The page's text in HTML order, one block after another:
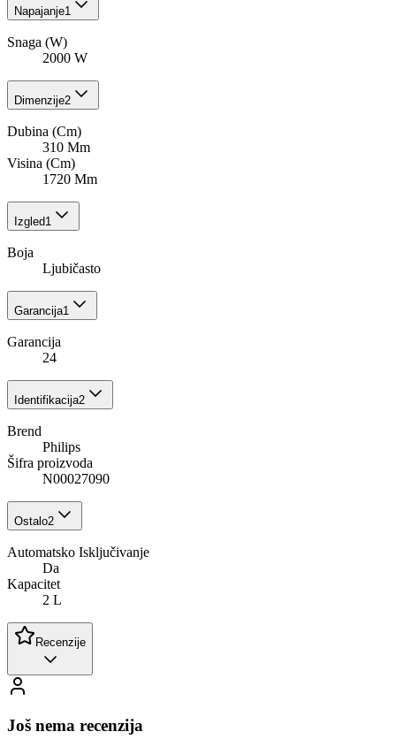
Napajanje1
Snaga (W)
2000 W
Dimenzije2
Dubina (Cm)
310 Mm
Visina (Cm)
1720 Mm
Izgled1
Boja
Ljubičasto
Garancija1
Garancija
24
Identifikacija2
Brend
Philips
Šifra proizvoda
N00027090
Ostalo2
Automatsko Isključivanje
Da
Kapacitet
2 L
Recenzije
Još nema recenzija